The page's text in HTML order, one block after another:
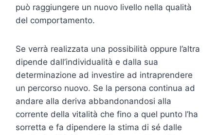
può raggiungere un nuovo livello nella qualità
del comportamento.
Se verrà realizzata una possibilità oppure l’altra
dipende dall’individualità e dalla sua
determinazione ad investire ad intraprendere
un percorso nuovo. Se la persona continua ad
andare alla deriva abbandonandosi alla
corrente della vitalità che fino a quel punto l’ha
sorretta e fa dipendere la stima di sé dalle